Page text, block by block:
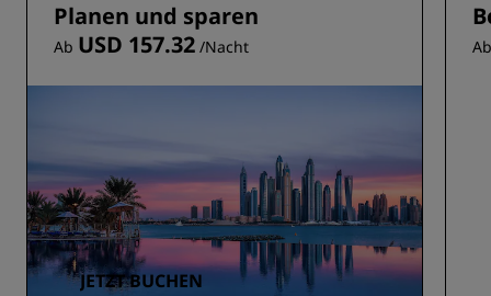
Planen und sparen
Ab USD 157.32 /Nacht
JETZT BUCHEN